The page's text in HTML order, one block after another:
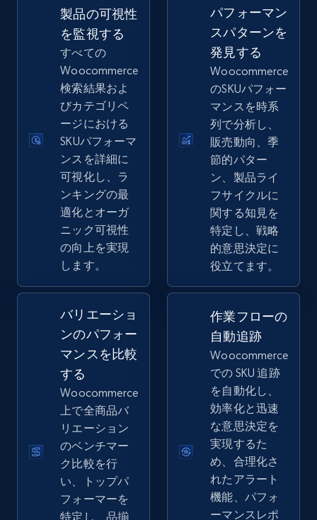
specified keywords
URL, Product id, Title, Seller name, Seller rating,
Seller reviews, Breadcrumbs, Root category, and
2.5K+ 359+
eBay - Collect products from shops on eBay
URL, Product id, Title, Seller name, Seller rating,
Seller reviews, Breadcrumbs, Root category, and
more.
2.5K+ 今すぐ始める
eBay - Collect records by category
URL, Product id, Title, Seller name, Seller rating,
Seller reviews, Breadcrumbs, Root category, and
今すぐ始める
Google Shopping
URL, Product id, Title, Product description,
製品の可視性
を監視する
すべての
Woocommerce
検索結果およ
びカテゴリペ
ージにおける
SKUパフォーマ
ンスを詳細に
可視化し、ラ
ンキングの最
適化とオーガ
ニック可視性
の向上を実現
します。
パフォーマン
スパターンを
発見する
Woocommerce
のSKUパフォー
マンスを時系
列で分析し、
販売動向、季
節的パター
ン、製品ライ
フサイクルに
関する知見を
特定し、戦略
的意思決定に
役立てます。
バリエーショ
ンのパフォー
マンスを比較
する
Woocommerce
上で全商品バ
リエーション
のベンチマー
ク比較を行
い、トップパ
フォーマーを
特定し、品揃
作業フローの
自動追跡
Woocommerce
での SKU 追跡
を自動化し、
効率化と迅速
な意思決定を
実現するた
め、合理化さ
れたアラート
機能、パフォ
ーマンスレポ